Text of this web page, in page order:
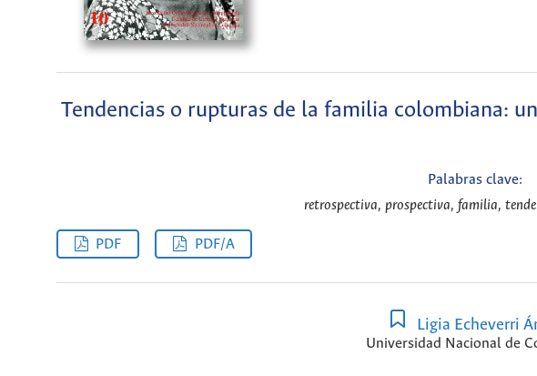
Tendencias o rupturas de la familia colombiana:
Palabras clave:
retrospectiva, prospectiva, familia,
PDF PDF/A
Ligia Echeverri
Universidad Nacional de